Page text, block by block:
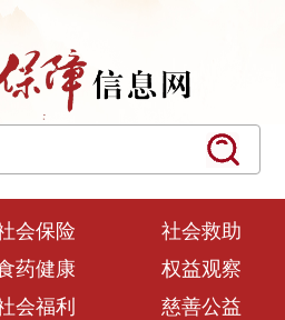
会保险
社会救助
药健康
权益观察
会福利
慈善公益